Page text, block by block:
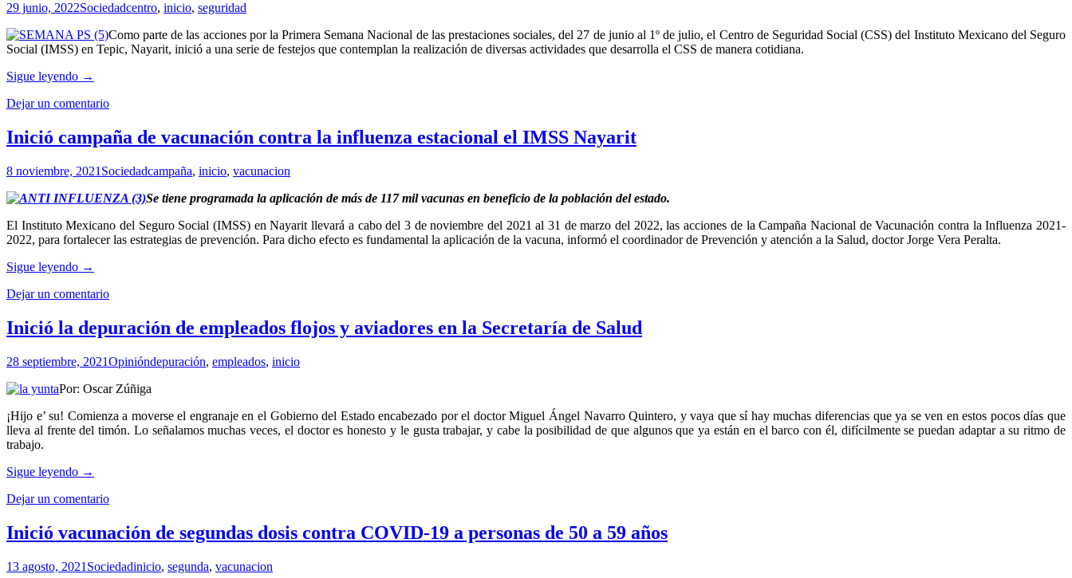
SALUD
EN
NAYARIT?
29 junio, 2022Sociedadcentro, inicio, seguridad
Como parte de las acciones por la Primera Semana Nacional de las prestaciones sociales, del 27 de junio al 1º de julio, el Centro de Seguridad Social (CSS) del Instituto Mexicano del Seguro
Social (IMSS) en Tepic, Nayarit, inició a una serie de festejos que contemplan la realización de diversas actividades que desarrolla el CSS de manera cotidiana.
Sigue leyendo Inició
de
Social
del
actividades
por
la
1ª
Semana
Nacional
las
prestaciones
→
Dejar un comentario
Inició campaña de vacunación contra la influenza estacional el IMSS Nayarit
8 noviembre, 2021 Sociedadcampaña, inicio, vacunacion
Se tiene programada la aplicación de más de 117 mil vacunas en beneficio de la población del estado.
El Instituto Mexicano del Seguro Social (IMSS) en Nayarit llevará a cabo del 3 de noviembre del 2021 al 31 de marzo del 2022, las acciones de la Campaña Nacional de Vacunación contra la Influenza 2021-
2022, para fortalecer las estrategias de prevención. Para dicho efecto es fundamental la aplicación de la vacuna, informó el coordinador de Prevención y atención a la Salud, doctor Jorge Vera Peralta.
Sigue leyendo Inició
de
contra
la
estacional
IMSS
Nayarit
→
Dejar un comentario
Inició la depuración de empleados flojos y aviadores en la Secretaría de Salud
28 septiembre, 2021Opinióndepuración, empleados, inicio
Por: Oscar Zúñiga
¡Hijo e’ su! Comienza a moverse el engranaje en el Gobierno del Estado encabezado por el doctor Miguel Ángel Navarro Quintero, y vaya que sí hay muchas diferencias que ya se ven en estos pocos días que
lleva al frente del timón. Lo señalamos muchas veces, el doctor es honesto y le gusta trabajar, y cabe la posibilidad de que algunos que ya están en el barco con él, difícilmente se puedan adaptar a su ritmo de
trabajo.
Sigue leyendo Inició
depuración
empleados
flojos
aviadores
→
Dejar un comentario
Inició vacunación de segundas dosis contra COVID-19 a personas de 50 a 59 años
13 agosto, 2021 Sociedadinicio, segunda, vacunacion